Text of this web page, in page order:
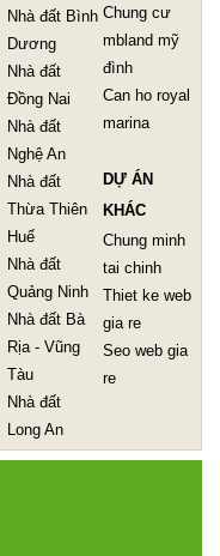
Nhà đất Bình
Dương
Nhà đất
Đồng Nai
Nhà đất
Nghệ An
Nhà đất
Thừa Thiên
Huế
Nhà đất
Quảng Ninh
Nhà đất Bà
Rịa - Vũng
Tàu
Nhà đất
Long An
Chung cư
mbland mỹ
đình
Can ho royal
marina
DỰ ÁN
KHÁC
Chung minh
tai chinh
Thiet ke web
gia re
Seo web gia
re